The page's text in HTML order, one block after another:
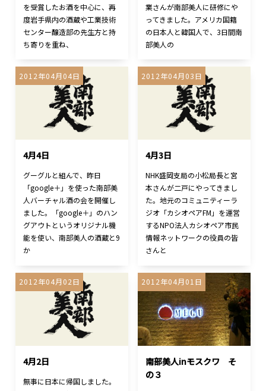
を受賞したお酒を中心に、再
度岩手県内の酒蔵や工業技術
センター醸造部の先生方と持
ち寄りを重ね、
業さんが南部美人に研修にや
ってきました。アメリカ国籍
の日本人と韓国人で、3日間南
部美人の
2012年04月04日
4月4日
グーグルと組んで、昨日
「google＋」を使った南部美
人バーチャル酒の会を開催し
ました。「google＋」のハン
グアウトというオリジナル機
能を使い、南部美人の酒蔵と9
か
2012年04月03日
4月3日
NHK盛岡支局の小松局長と宮
本さんが二戸にやってきまし
た。地元のコミュニティーラ
ジオ「カシオペアFM」を運営
するNPO法人カシオペア市民
情報ネットワークの役員の皆
さんと
2012年04月02日
4月2日
無事に日本に帰国しました。
2012年04月01日
南部美人inモスクワ そ
の３